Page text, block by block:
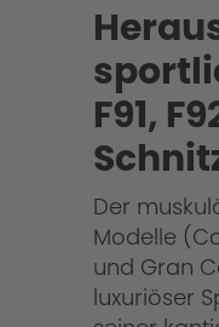
F91,
Der
Modelle
und Gran
luxuriöser